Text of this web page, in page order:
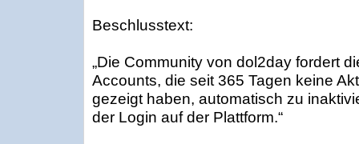
Beschlusstext:
„Die Community von dol2day fordert
Accounts, die seit 365 Tagen keine
gezeigt haben, automatisch zu
der Login auf der Plattform.“